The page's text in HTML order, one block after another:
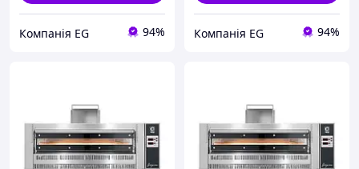
Компанія EG 94% Компанія EG 94%